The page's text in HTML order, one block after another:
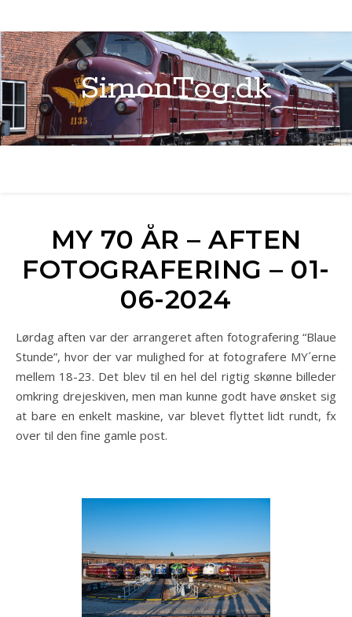
SimonTog.dk
MY 70 ÅR – AFTEN
FOTOGRAFERING – 01-
06-2024
Lørdag aften var der arrangeret aften fotografering “Blaue
Stunde”, hvor der var mulighed for at fotografere MY´erne
mellem 18-23. Det blev til en hel del rigtig skønne billeder
omkring drejeskiven, men man kunne godt have ønsket sig
at bare en enkelt maskine, var blevet flyttet lidt rundt, fx
over til den fine gamle post.